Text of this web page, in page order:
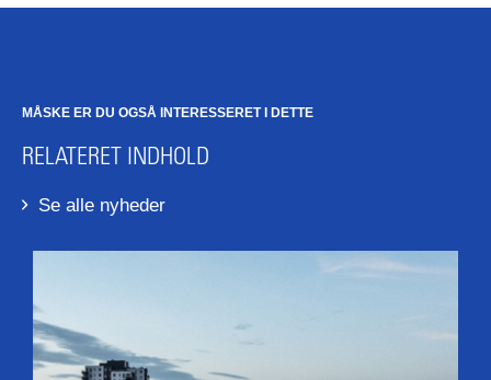
MÅSKE ER DU OGSÅ INTERESSERET I DETTE
RELATERET INDHOLD
Se alle nyheder